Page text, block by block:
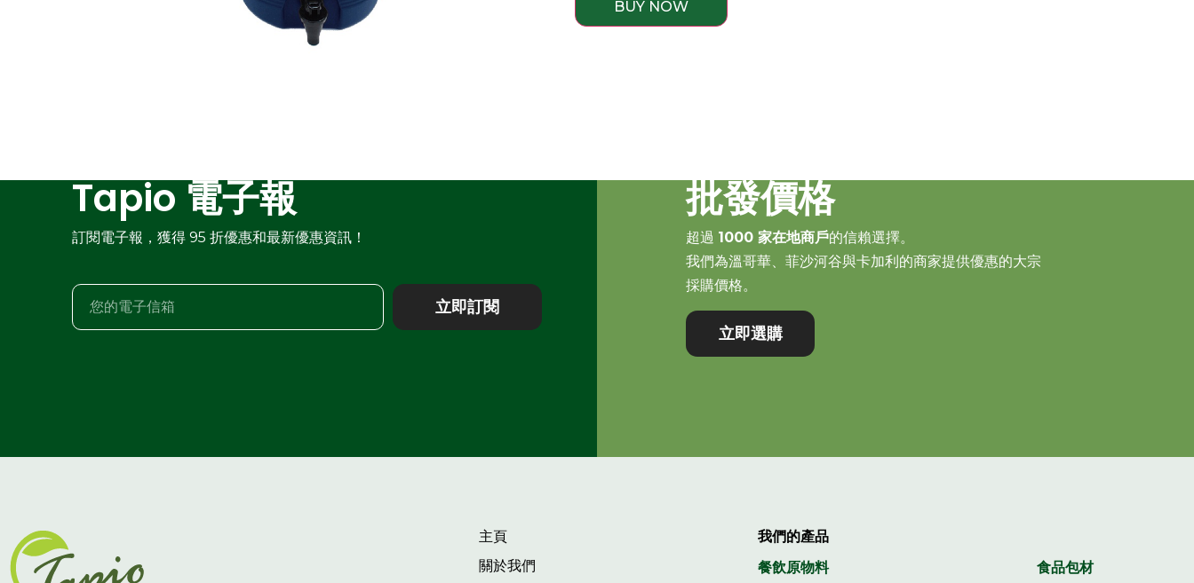
BUY NOW
Tapio 電子報
訂閱電子報，獲得 95 折優惠和最新優惠資訊！
立即訂閱
批發價格
超過 1000 家在地商戶的信賴選擇。
我們為溫哥華、菲沙河谷與卡加利的商家提供優惠的大宗
採購價格。
立即選購
主頁
關於我們
我們的產品
餐飲原物料
食品包材